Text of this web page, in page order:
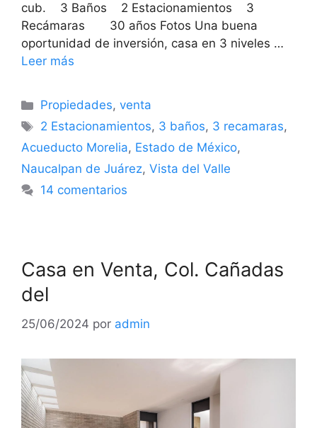
cub. 3 Baños 2 Estacionamientos 3
Recámaras 30 años Fotos Una buena
oportunidad de inversión, casa en 3 niveles …
Leer más
Propiedades,venta
2 Estacionamientos, 3 baños, 3 recamaras,
Acueducto Morelia, Estado de México,
Naucalpan de Juárez, Vista del Valle
14 comentarios
Casa en Venta, Col. Cañadas
del
25/06/2024 por admin